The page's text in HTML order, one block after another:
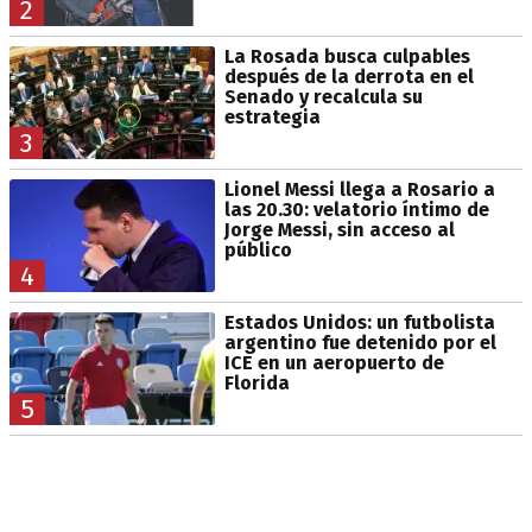
2
3
La Rosada busca culpables
después de la derrota en el
Senado y recalcula su
estrategia
4
Lionel Messi llega a Rosario a
las 20.30: velatorio íntimo de
Jorge Messi, sin acceso al
público
5
Estados Unidos: un futbolista
argentino fue detenido por el
ICE en un aeropuerto de
Florida